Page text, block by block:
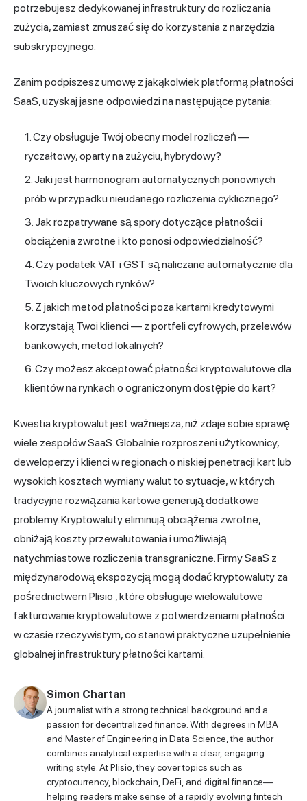
potrzebujesz dedykowanej infrastruktury do rozliczania
zużycia, zamiast zmuszać się do korzystania z narzędzia
subskrypcyjnego.
Zanim podpiszesz umowę z jakąkolwiek platformą płatności
SaaS, uzyskaj jasne odpowiedzi na następujące pytania:
Czy obsługuje Twój obecny model rozliczeń —
ryczałtowy, oparty na zużyciu, hybrydowy?
Jaki jest harmonogram automatycznych ponownych
prób w przypadku nieudanego rozliczenia cyklicznego?
Jak rozpatrywane są spory dotyczące płatności i
obciążenia zwrotne i kto ponosi odpowiedzialność?
Czy podatek VAT i GST są naliczane automatycznie dla
Twoich kluczowych rynków?
Z jakich metod płatności poza kartami kredytowymi
korzystają Twoi klienci — z portfeli cyfrowych, przelewów
bankowych, metod lokalnych?
Czy możesz akceptować płatności kryptowalutowe dla
klientów na rynkach o ograniczonym dostępie do kart?
Kwestia kryptowalut jest ważniejsza, niż zdaje sobie sprawę
wiele zespołów SaaS. Globalnie rozproszeni użytkownicy,
deweloperzy i klienci w regionach o niskiej penetracji kart lub
wysokich kosztach wymiany walut to sytuacje, w których
tradycyjne rozwiązania kartowe generują dodatkowe
problemy. Kryptowaluty eliminują obciążenia zwrotne,
obniżają koszty przewalutowania i umożliwiają
natychmiastowe rozliczenia transgraniczne. Firmy SaaS z
międzynarodową ekspozycją mogą dodać kryptowaluty za
pośrednictwem Plisio , które obsługuje wielowalutowe
fakturowanie kryptowalutowe z potwierdzeniami płatności
w czasie rzeczywistym, co stanowi praktyczne uzupełnienie
globalnej infrastruktury płatności kartami.
Simon Chartan
A journalist with a strong technical background and a
passion for decentralized finance. With degrees in MBA
and Master of Engineering in Data Science, the author
combines analytical expertise with a clear, engaging
writing style. At Plisio, they cover topics such as
cryptocurrency, blockchain, DeFi, and digital finance—
helping readers make sense of a rapidly evolving fintech